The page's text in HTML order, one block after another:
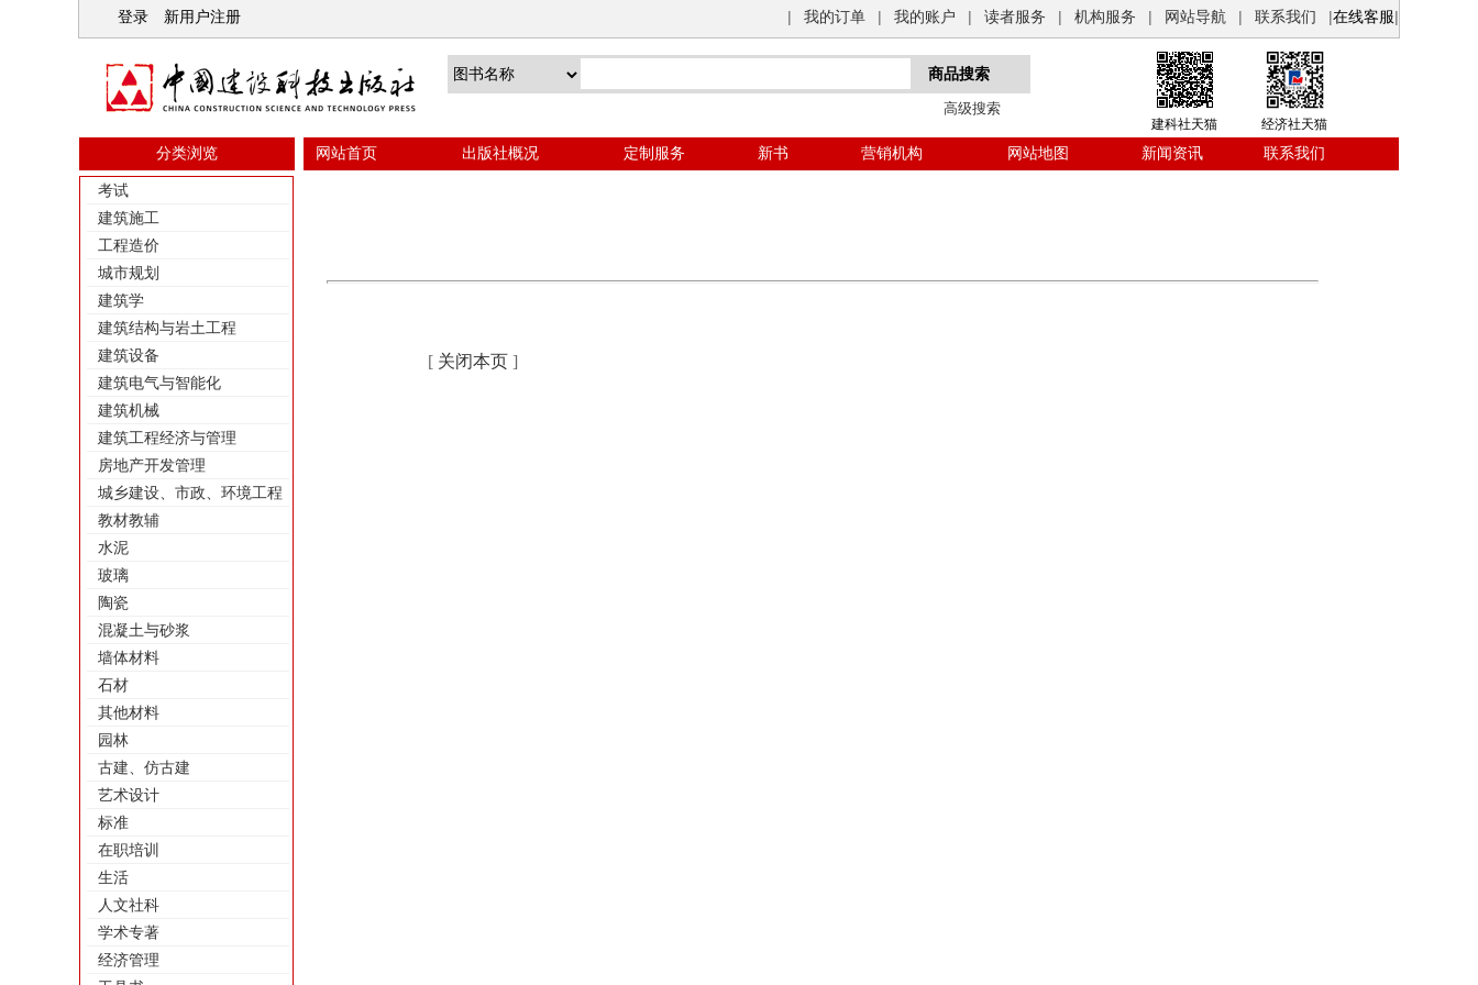
登录 新用户注册 | 我的订单 | 我的账户 | 读者服务 | 机构服务 | 网站导航 | 联系我们 |在线客服|
高级搜索
建科社天猫 经济社天猫
分类浏览 网站首页 出版社概况 定制服务 新书 营销机构 网站地图 新闻资讯 联系我们
考试
建筑施工
工程造价
城市规划
建筑学
建筑结构与岩土工程
建筑设备
建筑电气与智能化
建筑机械
建筑工程经济与管理
房地产开发管理
城乡建设、市政、环境工程
教材教辅
水泥
玻璃
陶瓷
混凝土与砂浆
墙体材料
石材
其他材料
园林
古建、仿古建
艺术设计
标准
在职培训
生活
人文社科
学术专著
经济管理
[ 关闭本页 ]